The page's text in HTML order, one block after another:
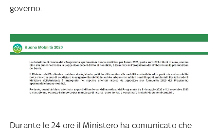
governo.
Durante le 24 ore il Ministero ha comunicato che